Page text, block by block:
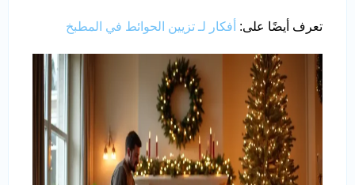
تعرف أيضًا على: أفكار لـ تزيين الحوائط في المطبخ